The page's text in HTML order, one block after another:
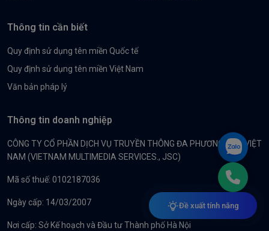
Thông tin cần biết
Quy định sử dụng tên miền Quốc tế
Quy định sử dụng tên miền Việt Nam
Văn bản pháp lý
Thông tin doanh nghiệp
CÔNG TY CỔ PHẦN DỊCH VỤ TRUYỀN THÔNG ĐA PHƯƠNG TIỆN VIỆT
NAM (VIETNAM MULTIMEDIA SERVICES., JSC)
Mã số thuế: 0102187036
Ngày cấp: 14/03/2007
Nơi cấp: Sở Kế hoạch và Đầu tư Thành phố Hà Nội
Đề xuất tính năng